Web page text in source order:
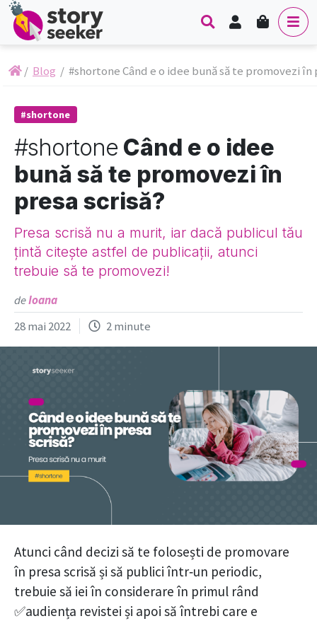
Contul meu
Cart
/ Blog / #shortone Când e o idee bună să te promovezi în
#shortone
#shortone Când e o idee
bună să te promovezi în
presa scrisă?
Presa scrisă nu a murit, iar dacă publicul tău
țintă citește astfel de publicații, atunci
trebuie să te promovezi!
deIoana
28 mai 2022
2 minute
Atunci când decizi să te folosești de promovare
în presa scrisă și să publici într‑un periodic,
trebuie să iei în considerare în primul rând
✅audiența revistei și apoi să întrebi care e